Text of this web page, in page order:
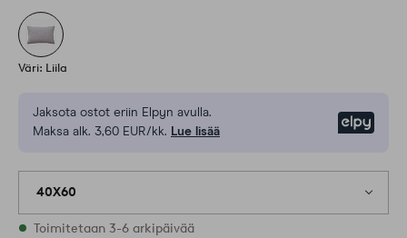
Väri: Liila
Jaksota ostot eriin Elpyn avulla.
Maksa alk. 3,60 EUR/kk. Lue lisää
40X60
Varastossa
Toimitetaan 3-6 arkipäivää